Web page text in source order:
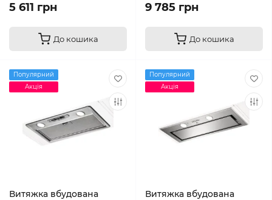
5 611 грн
До кошика
9 785 грн
До кошика
Популярний
Акція
Витяжка вбудована
Популярний
Акція
Витяжка вбудована